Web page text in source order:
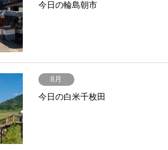
今日の輪島朝市
8月
今日の白米千枚田